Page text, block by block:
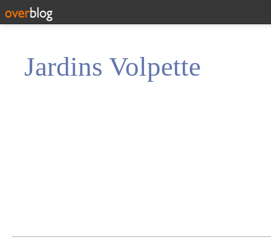
Jardins Volpette